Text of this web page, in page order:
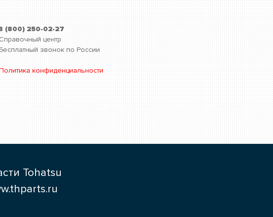
(800) 250-02-27
Справочный центр
звонок по России
конфиденциальности
Tohatsu